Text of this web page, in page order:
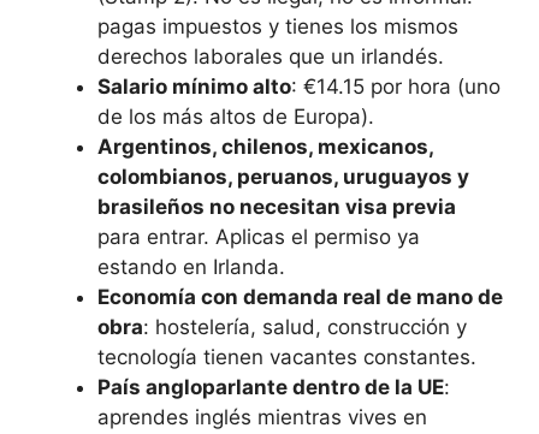
pagas impuestos y tienes los mismos
derechos laborales que un irlandés.
Salario mínimo alto: €14.15 por hora (uno
de los más altos de Europa).
Argentinos, chilenos, mexicanos,
colombianos, peruanos, uruguayos y
brasileños no necesitan visa previa
para entrar. Aplicas el permiso ya
estando en Irlanda.
Economía con demanda real de mano de
obra: hostelería, salud, construcción y
tecnología tienen vacantes constantes.
País angloparlante dentro de la UE:
aprendes inglés mientras vives en